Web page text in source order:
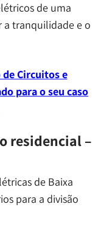
de uma
a tranquilidade e o
de Circuitos e
para o seu caso
residencial –
de Baixa
para a divisão